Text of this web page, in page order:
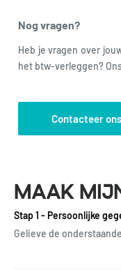
Nog vragen?
Heb je vragen over
het btw-verleggen?
Contacteer ons
MAAK
Stap 1 - Persoonlijke
Gelieve de